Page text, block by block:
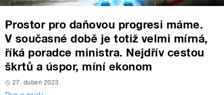
Prostor pro daňovou progresi máme.
V současné době je totiž velmi mírná,
říká poradce ministra. Nejdřív cestou
škrtů a úspor, míní ekonom
27. duben 2023